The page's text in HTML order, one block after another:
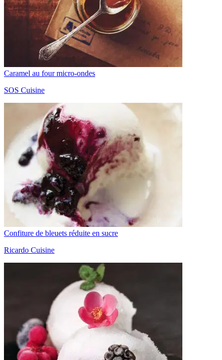
Caramel au four micro-ondes
SOS Cuisine
Confiture de bleuets réduite en sucre
Ricardo Cuisine